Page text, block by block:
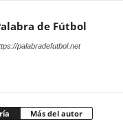
de Fútbol
palabradefutbol.net
Más del autor